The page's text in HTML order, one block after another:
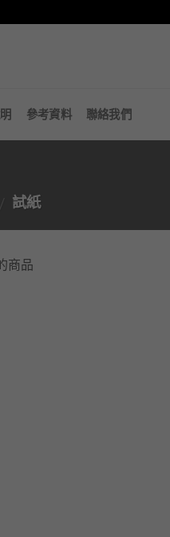
參考資料 聯絡我們
試紙
商品